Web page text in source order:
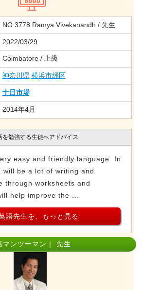
NO.3778 Ramya Vivekanandh / 先生
2022/03/29
Coimbatore / 上級
神奈川県 横浜市緑区
十日市場
2014年4月
を勉強する生徒へアドバイス
easy and friendly language. In
will be a lot of writing and
through worksheets and
help improve the ...
語先生を、もっと見る
ンツーマン｜ 先生